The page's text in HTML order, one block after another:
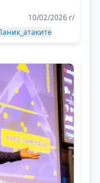
10/02/2026 г/